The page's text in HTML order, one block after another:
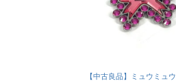
【中古良品】ミュウミュウ